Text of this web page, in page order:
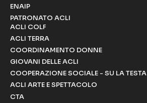
ENAIP
PATRONATO ACLI
ACLI COLF
ACLI TERRA
COORDINAMENTO DONNE
GIOVANI DELLE ACLI
COOPERAZIONE SOCIALE - SU LA TESTA
ACLI ARTE E SPETTACOLO
CTA